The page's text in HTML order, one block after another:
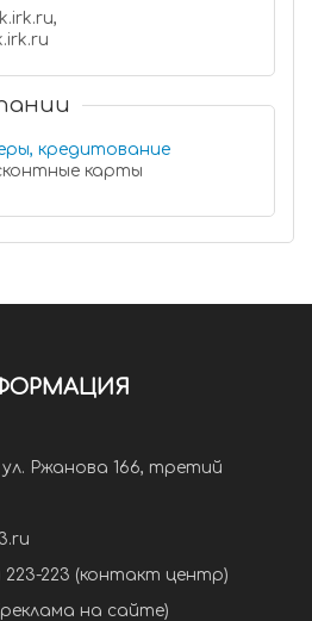
кредитование
карты
Ржанова 166, третий
223-223 (контакт центр)
на сайте)